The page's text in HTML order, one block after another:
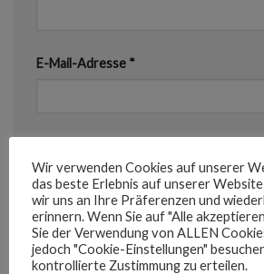
E-Mail-Adresse *
Name, E-Mail-Adresse und
Browser für meinen nächsten
Wir verwenden Cookies auf unserer
das beste Erlebnis auf unserer Website
wir uns an Ihre Präferenzen und
erinnern. Wenn Sie auf "Alle
Sie der Verwendung von ALLEN
jedoch "Cookie-Einstellungen"
kontrollierte Zustimmung zu erteilen.